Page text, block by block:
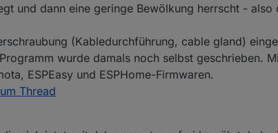
und dann eine geringe Bewölkung herrscht -
(Kabledurchführung, cable gland)
wurde damals noch selbst geschrieben.
ESPEasy und ESPHome-Firmwaren.
Thread